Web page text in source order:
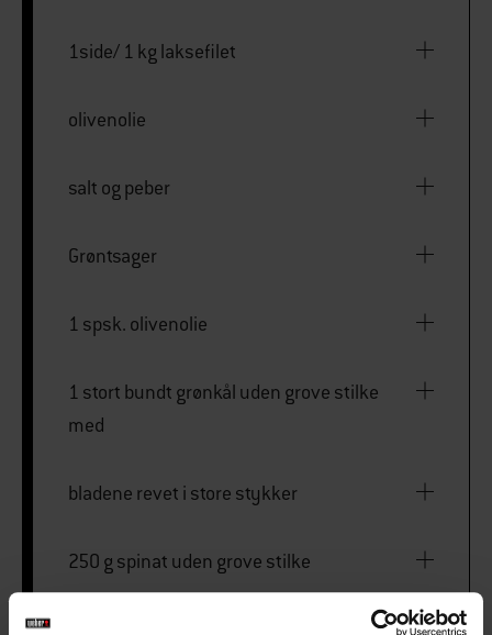
1side/ 1 kg laksefilet
olivenolie
salt og peber
Grøntsager
1 spsk. olivenolie
1 stort bundt grønkål uden grove stilke
med
bladene revet i store stykker
250 g spinat uden grove stilke